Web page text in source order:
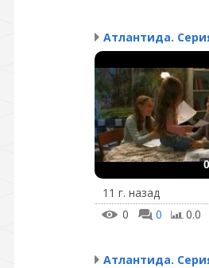
Атлантида.
11 г. назад
0
0 0.0
Атлантида.